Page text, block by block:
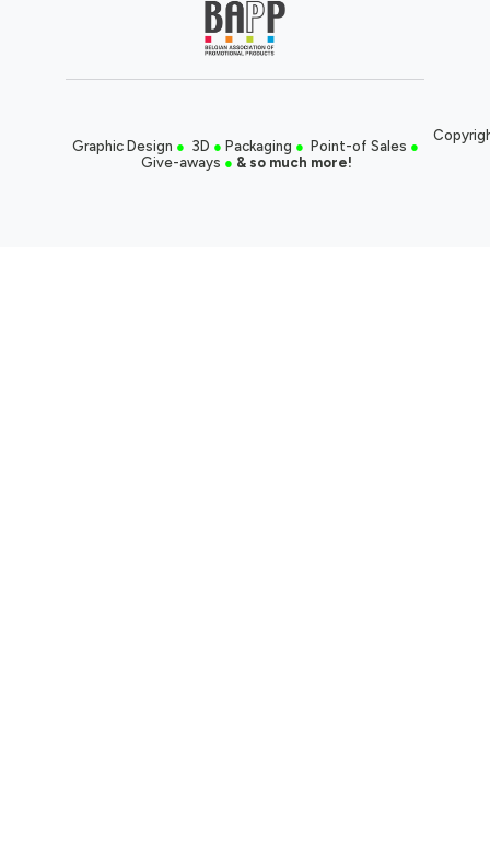
Graphic Design ● 3D ● Packaging ● Point-of Sales ●
Give-aways ● & so much more!